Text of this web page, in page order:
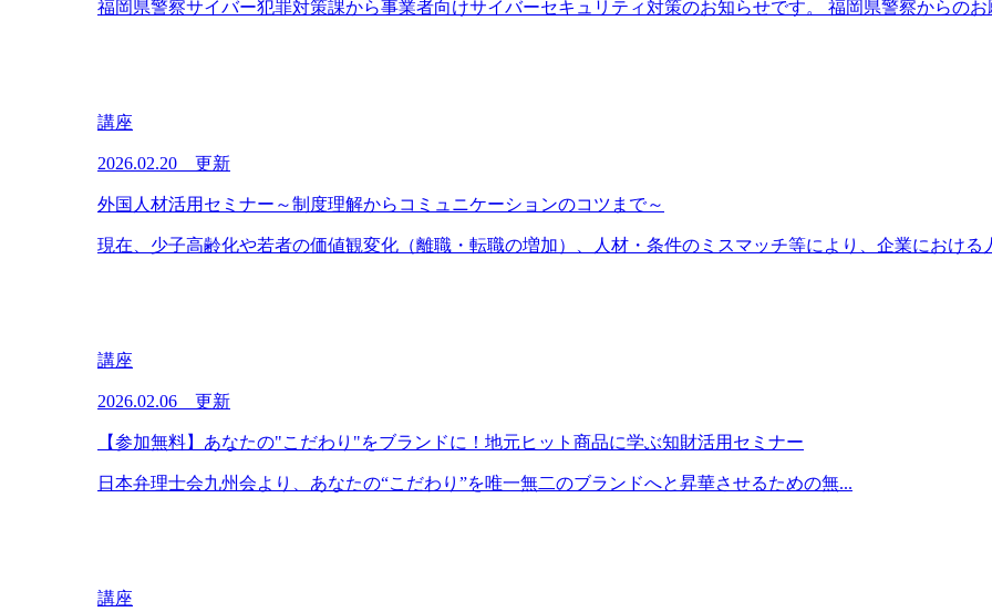
福岡県警察サイバー犯罪対策課から事業者向けサイバーセキュリティ対策のお知らせです。 福岡県警察からのお
講座
2026.02.20 更新
外国人材活用セミナー～制度理解からコミュニケーションのコツまで～
現在、少子高齢化や若者の価値観変化（離職・転職の増加）、人材・条件のミスマッチ等により、企業における
講座
2026.02.06 更新
【参加無料】あなたの"こだわり"をブランドに！地元ヒット商品に学ぶ知財活用セミナー
日本弁理士会九州会より、あなたの“こだわり”を唯一無二のブランドへと昇華させるための無...
講座